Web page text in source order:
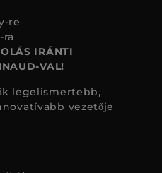
IRÁNTI
VAL!
legelismertebb,
vezetője